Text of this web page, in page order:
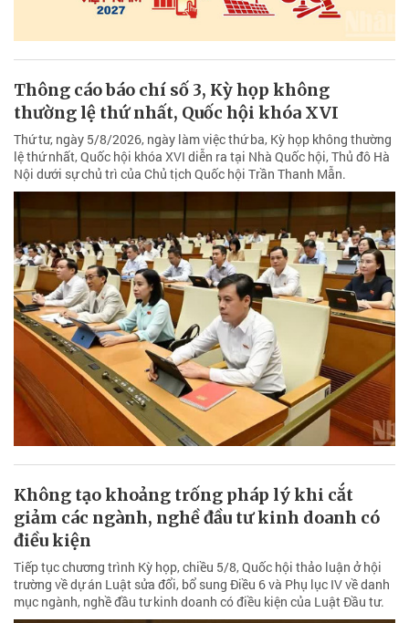
Thông cáo báo chí số 3, Kỳ họp không
thường lệ thứ nhất, Quốc hội khóa XVI
Thứ tư, ngày 5/8/2026, ngày làm việc thứ ba, Kỳ họp không thường
lệ thứ nhất, Quốc hội khóa XVI diễn ra tại Nhà Quốc hội, Thủ đô Hà
Nội dưới sự chủ trì của Chủ tịch Quốc hội Trần Thanh Mẫn.
Không tạo khoảng trống pháp lý khi cắt
giảm các ngành, nghề đầu tư kinh doanh có
điều kiện
Tiếp tục chương trình Kỳ họp, chiều 5/8, Quốc hội thảo luận ở hội
trường về dự án Luật sửa đổi, bổ sung Điều 6 và Phụ lục IV về danh
mục ngành, nghề đầu tư kinh doanh có điều kiện của Luật Đầu tư.